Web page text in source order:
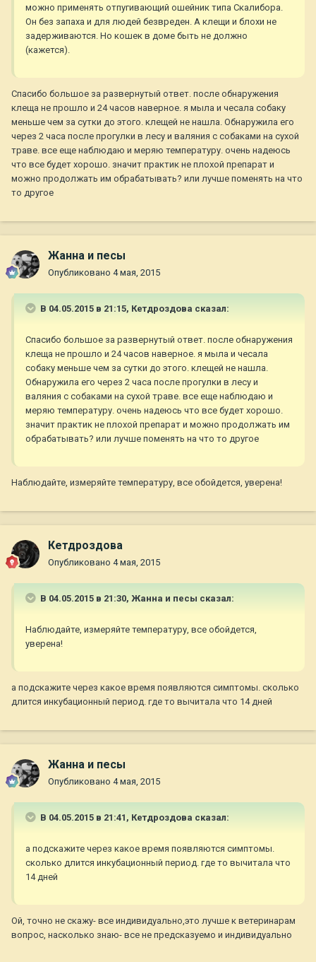
можно применять отпугивающий ошейник типа Скалибора.
Он без запаха и для людей безвреден. А клещи и блохи не
задерживаются. Но кошек в доме быть не должно
(кажется).
Спасибо большое за развернутый ответ. после обнаружения
клеща не прошло и 24 часов наверное. я мыла и чесала собаку
меньше чем за сутки до этого. клещей не нашла. Обнаружила его
через 2 часа после прогулки в лесу и валяния с собаками на сухой
траве. все еще наблюдаю и меряю температуру. очень надеюсь
что все будет хорошо. значит практик не плохой препарат и
можно продолжать им обрабатывать? или лучше поменять на что
то другое
Жанна и песы
Опубликовано 4 мая, 2015
В 04.05.2015 в 21:15, Кетдроздова сказал:
Спасибо большое за развернутый ответ. после обнаружения
клеща не прошло и 24 часов наверное. я мыла и чесала
собаку меньше чем за сутки до этого. клещей не нашла.
Обнаружила его через 2 часа после прогулки в лесу и
валяния с собаками на сухой траве. все еще наблюдаю и
меряю температуру. очень надеюсь что все будет хорошо.
значит практик не плохой препарат и можно продолжать им
обрабатывать? или лучше поменять на что то другое
Наблюдайте, измеряйте температуру, все обойдется, уверена!
Кетдроздова
Опубликовано 4 мая, 2015
В 04.05.2015 в 21:30, Жанна и песы сказал:
Наблюдайте, измеряйте температуру, все обойдется,
уверена!
а подскажите через какое время появляются симптомы. сколько
длится инкубационный период. где то вычитала что 14 дней
Жанна и песы
Опубликовано 4 мая, 2015
В 04.05.2015 в 21:41, Кетдроздова сказал:
а подскажите через какое время появляются симптомы.
сколько длится инкубационный период. где то вычитала что
14 дней
Ой, точно не скажу- все индивидуально,это лучше к ветеринарам
вопрос, насколько знаю- все не предсказуемо и индивидуально